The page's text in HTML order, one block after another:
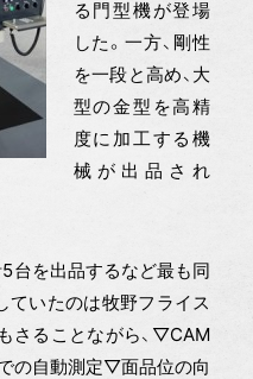
る門型機が登場
した。一方、剛性
を一段と高め、大
型の金型を高精
度に加工する機
械が出品され
5台を出品するなど最も同
ていたのは牧野フライス
さることながら、▽CAM
の自動測定▽面品位の向